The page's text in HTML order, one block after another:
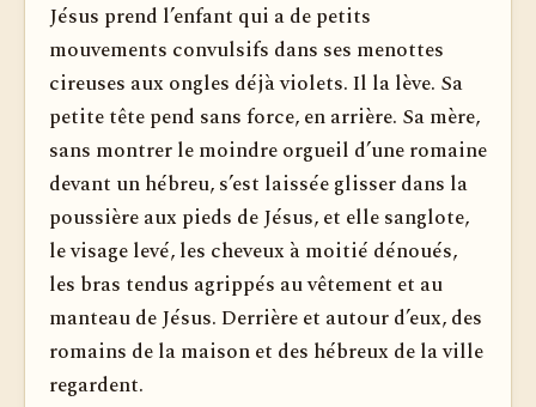
Jésus prend l’enfant qui a de petits
mouvements convulsifs dans ses menottes
cireuses aux ongles déjà violets. Il la lève. Sa
petite tête pend sans force, en arrière. Sa mère,
sans montrer le moindre orgueil d’une romaine
devant un hébreu, s’est laissée glisser dans la
poussière aux pieds de Jésus, et elle sanglote,
le visage levé, les cheveux à moitié dénoués,
les bras tendus agrippés au vêtement et au
manteau de Jésus. Derrière et autour d’eux, des
romains de la maison et des hébreux de la ville
regardent.